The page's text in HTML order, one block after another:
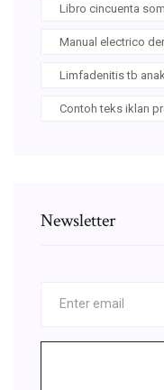
Libro cincuenta
Manual electrico
Limfadenitis tb
Contoh teks iklan
Newsletter